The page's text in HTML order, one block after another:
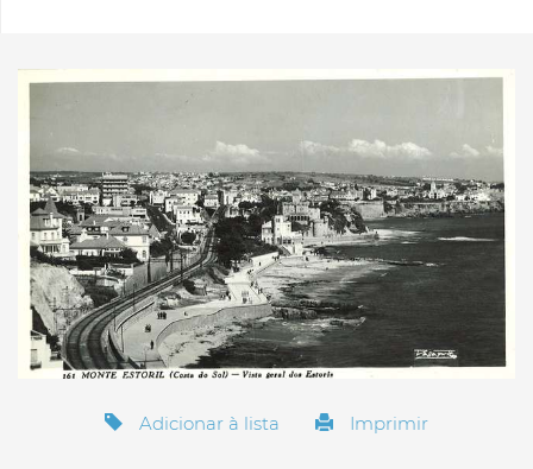
Adicionar à lista Imprimir